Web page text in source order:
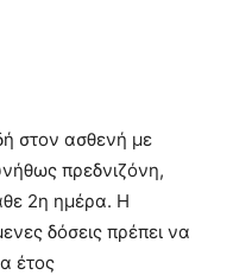
στον ασθενή με
πρεδνιζόνη,
2η ημέρα. Η
δόσεις πρέπει να
έτος